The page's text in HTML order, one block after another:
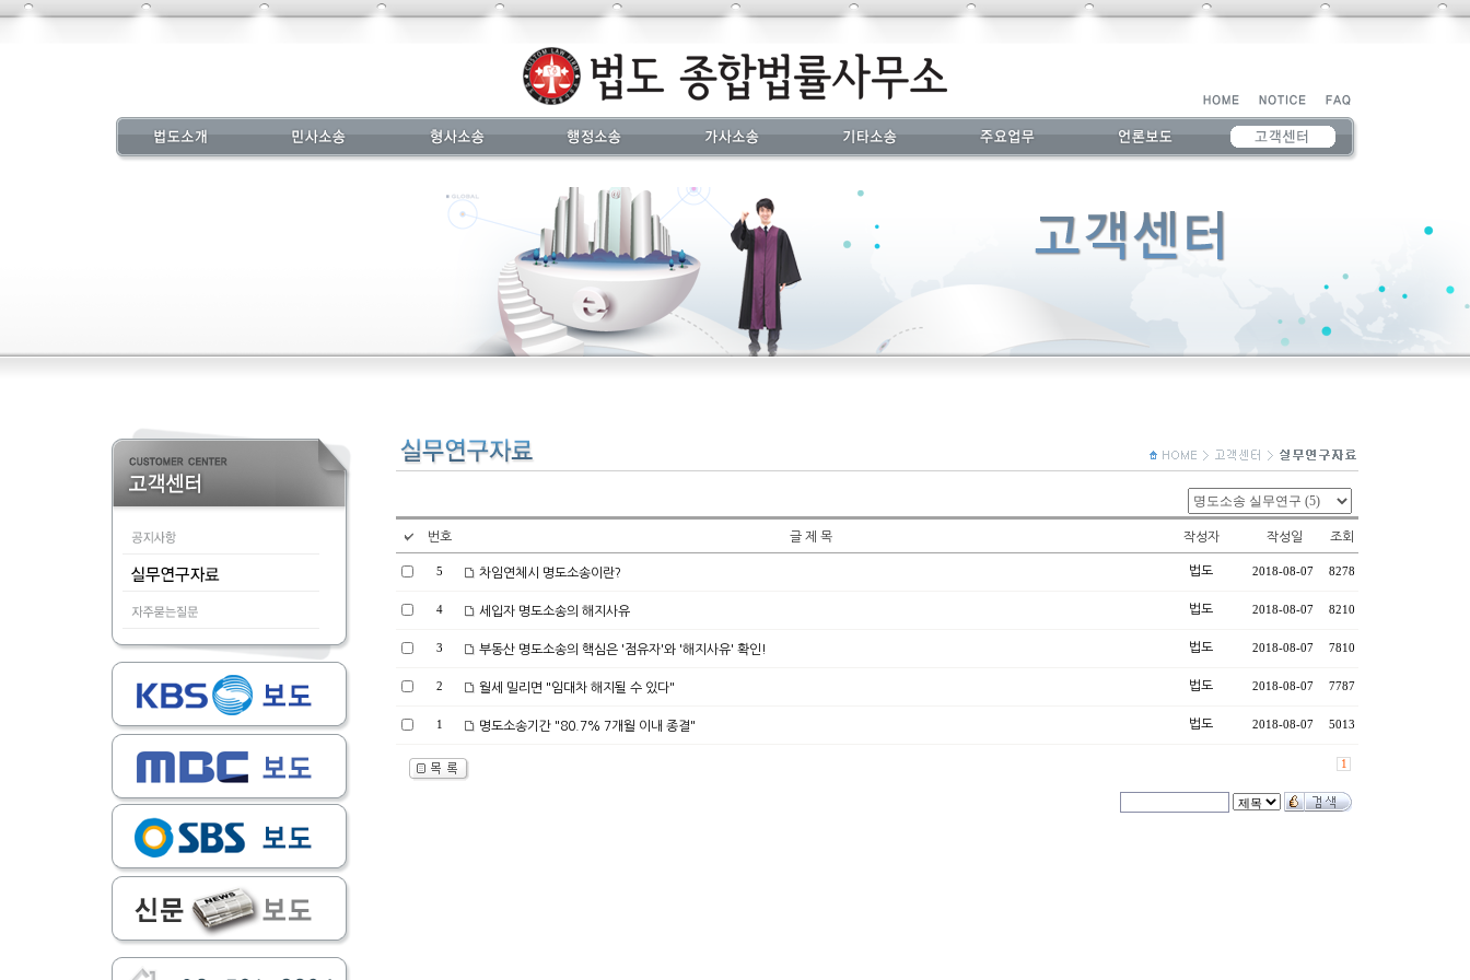
번호 글 제 목 작성자 작성일 조회
5 차임연체시 명도소송이란? 법도 2018-08-07 8278
4 세입자 명도소송의 해지사유 법도 2018-08-07 8210
3 부동산 명도소송의 핵심은 '점유자'와 '해지사유' 확인! 법도 2018-08-07 7810
2 월세 밀리면 "임대차 해지될 수 있다" 법도 2018-08-07 7787
1 명도소송기간 "80.7% 7개월 이내 종결" 법도 2018-08-07 5013
1